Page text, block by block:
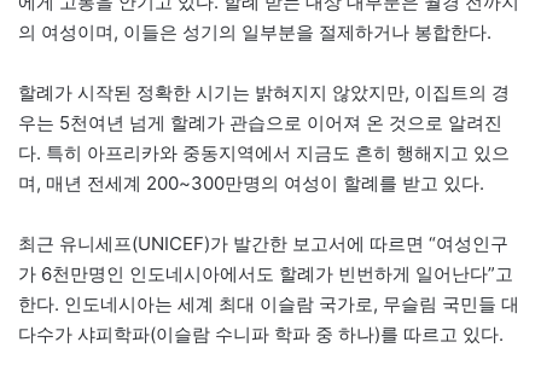
의 여성이며, 이들은 성기의 일부분을 절제하거나 봉합한다.
할례가 시작된 정확한 시기는 밝혀지지 않았지만, 이집트의 경
우는 5천여년 넘게 할례가 관습으로 이어져 온 것으로 알려진
다. 특히 아프리카와 중동지역에서 지금도 흔히 행해지고 있으
며, 매년 전세계 200~300만명의 여성이 할례를 받고 있다.
최근 유니세프(UNICEF)가 발간한 보고서에 따르면 “여성인구
가 6천만명인 인도네시아에서도 할례가 빈번하게 일어난다”고
한다. 인도네시아는 세계 최대 이슬람 국가로, 무슬림 국민들 대
다수가 샤피학파(이슬람 수니파 학파 중 하나)를 따르고 있다.